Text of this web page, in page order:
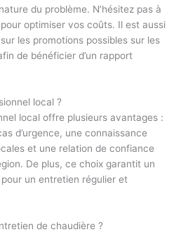
du problème. N’hésitez pas à
pour optimiser vos coûts. Il est aussi
les promotions possibles sur les
de bénéficier d’un rapport
local ?
local offre plusieurs avantages :
d’urgence, une connaissance
et une relation de confiance
De plus, ce choix garantit un
un entretien régulier et
de chaudière ?